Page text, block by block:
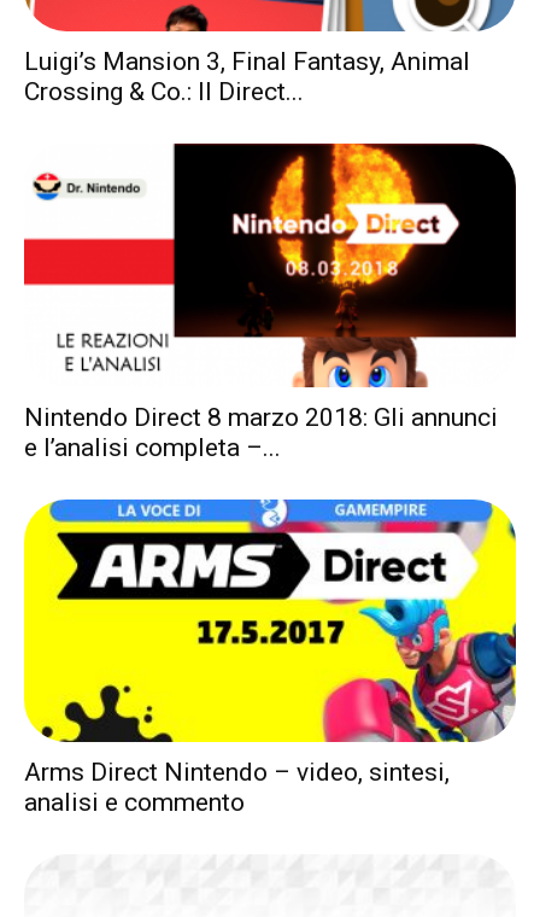
Luigi’s Mansion 3, Final Fantasy, Animal
Crossing & Co.: Il Direct...
Nintendo Direct 8 marzo 2018: Gli annunci
e l’analisi completa –...
Arms Direct Nintendo – video, sintesi,
analisi e commento